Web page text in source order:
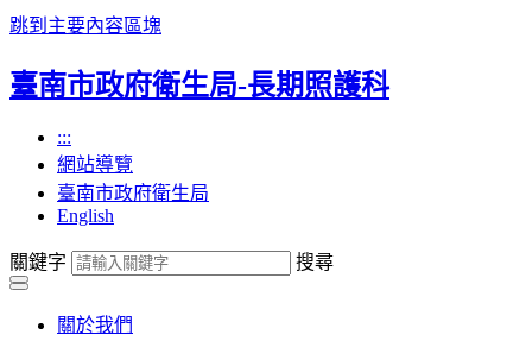
跳到主要內容區塊
臺南市政府衛生局-長期照護科
:::
網站導覽
臺南市政府衛生局
English
關鍵字 搜尋
關於我們